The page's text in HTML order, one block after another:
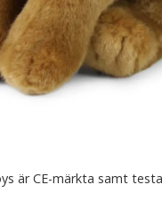
är CE-märkta samt